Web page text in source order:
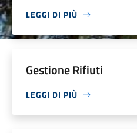
LEGGI DI PIÙ
Gestione Rifiuti
LEGGI DI PIÙ